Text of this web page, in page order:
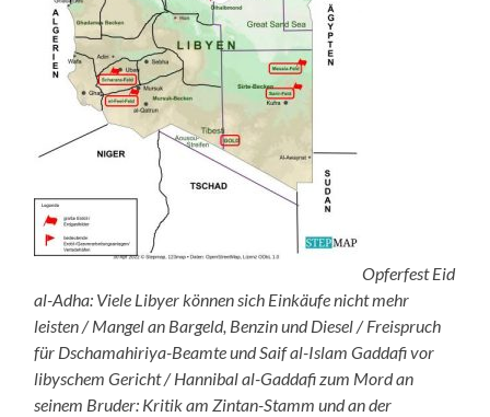
Opferfest Eid
al-Adha: Viele Libyer können sich Einkäufe nicht mehr
leisten / Mangel an Bargeld, Benzin und Diesel / Freispruch
für Dschamahiriya-Beamte und Saif al-Islam Gaddafi vor
libyschem Gericht / Hannibal al-Gaddafi zum Mord an
seinem Bruder: Kritik am Zintan-Stamm und an der